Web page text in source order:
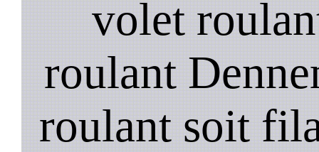
volet
roulant
roulant soit